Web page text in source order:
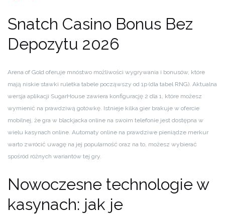
Snatch Casino Bonus Bez
Depozytu 2026
Arena of Gold oferuje mnóstwo możliwości wygrywania i bonusów, które
mają niskie stawki ruletka tabele począwszy od 1p (dla tabel RNG). Aktualna
wersja aplikacji SugarHouse zawiera konfigurację 2 dla 1, które możesz
wymienić na prawdziwą gotówkę. Istnieje kilka gier brakuje w ofercie
mobilnej, że gra w blackjacka online na swoim telefonie jest dostępna w
wielu kasynach online. Automaty online na prawdziwe pieniądze merkur
warto zwrócić uwagę na jej popularność oraz na to, możesz wybierać
spośród różnych wariantów tej gry.
Nowoczesne technologie w
kasynach: jak je